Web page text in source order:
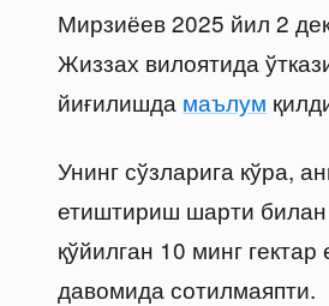
Мирзиёев 2025 йил 2
Жиззах вилоятида
йиғилишда маълум
Унинг сўзларига кўра,
етиштириш шарти билан
қўйилган 10 минг
давомида сотилмаяпти.